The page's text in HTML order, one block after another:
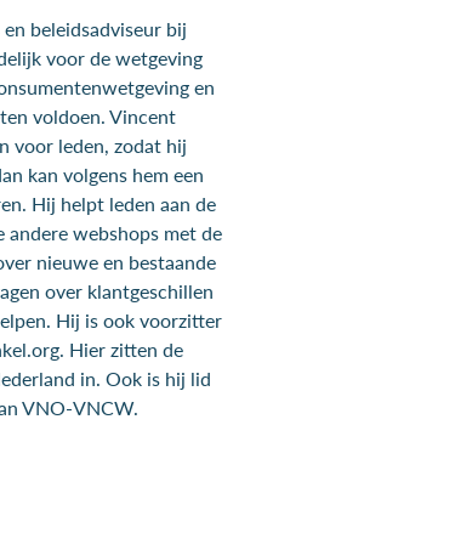
beleidsadviseur bij
voor de wetgeving
en
voldoen. Vincent
voor leden, zodat hij
kan volgens hem een
Hij helpt leden aan de
webshops met de
nieuwe en bestaande
over klantgeschillen
Hij is ook voorzitter
Hier zitten de
in. Ook is hij lid
VNO-VNCW.